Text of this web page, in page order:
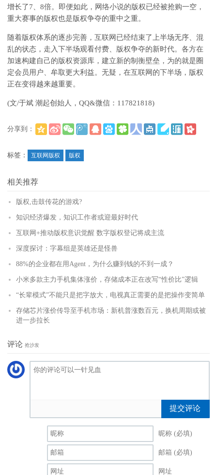
增长了7、8倍。即便如此，网络小说的版权已经被抢购一空，
重大赛事的版权也是版权争夺的重中之重。
随着版权体系的逐步完善，互联网已经结束了上半场无序、混
乱的状态，走入下半场观看付费、版权争夺的新时代。各方在
加速构建自己的版权资源库，建立新的制衡壁垒，为的就是圈
定会员用户、牟取更大利益。无疑，在互联网的下半场，版权
正在变得越来越重要。
(文/于斌 潮起创始人，QQ&微信：117821818)
分享到：
标签：
互联网版权 版权
相关推荐
版权,击鼓传花的游戏?
知识经济爆发，知识工作者或迎最好时代
互联网+推动版权意识觉醒 数字版权登记将成主流
深度探讨：字幕组是英雄还是怪兽
88%的企业都在用Agent，为什么赚到钱的不到一成？
小米多款主力手机集体涨价，存储成本正在改写“性价比”逻辑
“长辈模式”不能只是把字放大，电视真正需要的是把操作变简单
存储芯片涨价传导至手机市场：新机普涨数百元，换机周期或被
进一步拉长
评论 抢沙发
提交评论
昵称 (必填)
邮箱 (必填)
网址